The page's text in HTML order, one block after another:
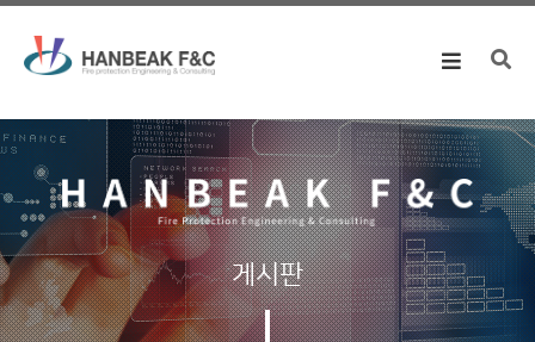
Toggle
게시판